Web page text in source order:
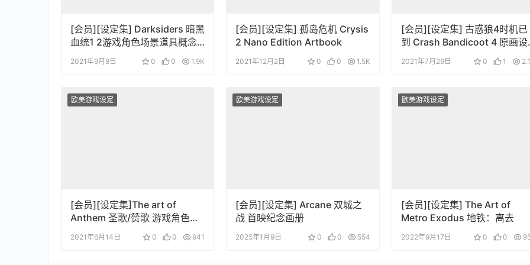
[会员][设定集] Darksiders 暗黑
血统1 2游戏角色场景道具概念
艺术插画设定集
2021年9月8日 0 0 1.9K
[会员][设定集] 孤岛危机 Crysis
2 Nano Edition Artbook
2021年12月2日 0 0 1.5K
[会员][设定集] 古惑狼4时机已
到 Crash Bandicoot 4 原画设
2021年7月29日 0 1
欧美游戏设定
[会员][设定集]The art of
Anthem 圣歌/赞歌 游戏角色场
景道具设定集
2021年6月14日 0 0 941
欧美游戏设定
[会员][设定集] Arcane 双城之
战 首映纪念画册
2025年1月9日 0 0 554
欧美游戏设定
[会员][设定集] The Art of
Metro Exodus 地铁：离去
2022年9月17日 0 0